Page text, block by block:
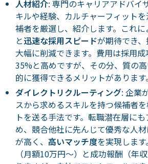
人材紹介: 専門のキャリアアドバイ
キルや経験、カルチャーフィット
補者を厳選し、紹介します。これに
と迅速な採用スピードが期待でき
大幅に削減できます。費用は採用
35%と高めですが、その分、質の
的に獲得できるメリットがあります。
ダイレクトリクルーティング: 企業
スから求めるスキルを持つ候補者
トを送る手法です。転職潜在層に
め、競合他社に先んじて優秀な人
が高く、 高いマッチ度を実現しま
（月額10万円～）と成功報酬（年